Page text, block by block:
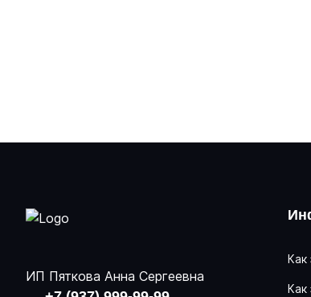
ИП Пяткова Анна Сергеевна
Как
Как